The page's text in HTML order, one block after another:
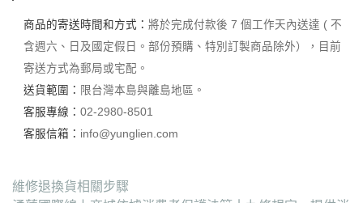
商品的寄送時間和方式： 將於完成付款後 7 個工作天內送達 ( 不
含週六、日及國定假日。部份預購、特別訂製商品除外），目前
寄送方式為郵局或宅配。
送貨範圍： 限台灣本島與離島地區。
客服專線： 02-2980-8501
客服信箱： info@yunglien.com
維修退換貨相關步驟